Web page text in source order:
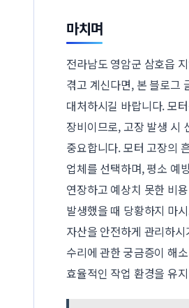
마치며
전라남도 영암군 삼호읍
겪고 계신다면, 본 블로그
대처하시길 바랍니다. 모
장비이므로, 고장 발생 시
중요합니다. 모터 고장의
업체를 선택하며, 평소 예
연장하고 예상치 못한 비
발생했을 때 당황하지 마
자산을 안전하게 관리하
수리에 관한 궁금증이 해
효율적인 작업 환경을 유